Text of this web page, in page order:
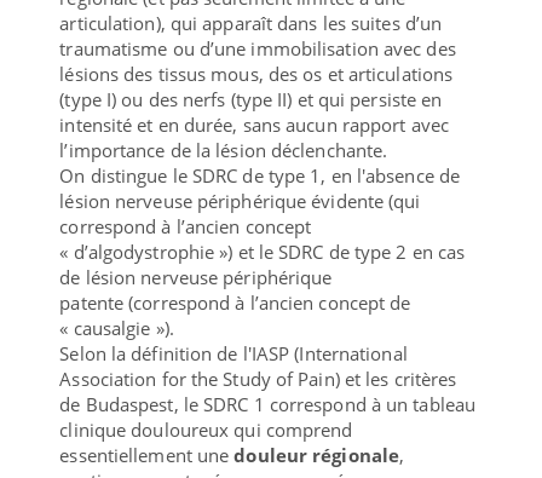
articulation), qui apparaît dans les suites d’un
traumatisme ou d’une immobilisation avec des
lésions des tissus mous, des os et articulations
(type I) ou des nerfs (type II) et qui persiste en
intensité et en durée, sans aucun rapport avec
l’importance de la lésion déclenchante.
On distingue le SDRC de type 1, en l'absence de
lésion nerveuse périphérique évidente (qui
correspond à l’ancien concept
« d’algodystrophie ») et le SDRC de type 2 en cas
de lésion nerveuse périphérique
patente (correspond à l’ancien concept de
« causalgie »).
Selon la définition de l'IASP (International
Association for the Study of Pain) et les critères
de Budaspest, le SDRC 1 correspond à un tableau
clinique douloureux qui comprend
essentiellement unedouleur régionale,